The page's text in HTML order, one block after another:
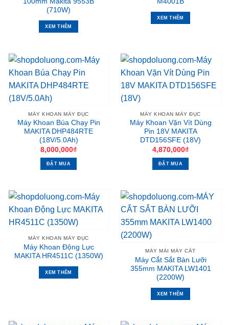
(710W)
XEM THÊM
XEM THÊM
MÁY KHOAN MÁY ĐỤC
Máy Khoan Búa Chạy Pin
MAKITA DHP484RTE
(18V/5.0Ah)
8,000,000₫
ĐẶT MUA
MÁY KHOAN MÁY ĐỤC
Máy Khoan Vặn Vít Dùng
Pin 18V MAKITA
DTD156SFE (18V)
4,870,000₫
ĐẶT MUA
MÁY KHOAN MÁY ĐỤC
Máy Khoan Động Lực
MAKITA HR4511C (1350W)
XEM THÊM
MÁY MÀI MÁY CẮT
Máy Cắt Sắt Bàn Lưỡi
355mm MAKITA LW1401
(2200W)
XEM THÊM